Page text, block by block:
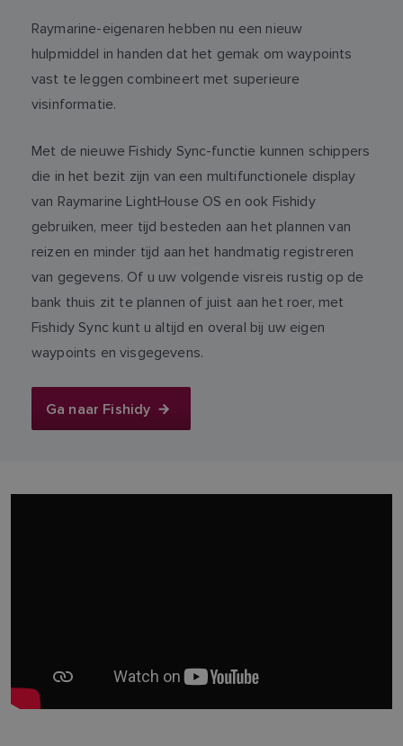
Raymarine-eigenaren hebben nu een nieuw
hulpmiddel in handen dat het gemak om waypoints
vast te leggen combineert met superieure
visinformatie.
Met de nieuwe Fishidy Sync-functie kunnen schippers
die in het bezit zijn van een multifunctionele display
van Raymarine LightHouse OS en ook Fishidy
gebruiken, meer tijd besteden aan het plannen van
reizen en minder tijd aan het handmatig registreren
van gegevens. Of u uw volgende visreis rustig op de
bank thuis zit te plannen of juist aan het roer, met
Fishidy Sync kunt u altijd en overal bij uw eigen
waypoints en visgegevens.
Ga naar Fishidy